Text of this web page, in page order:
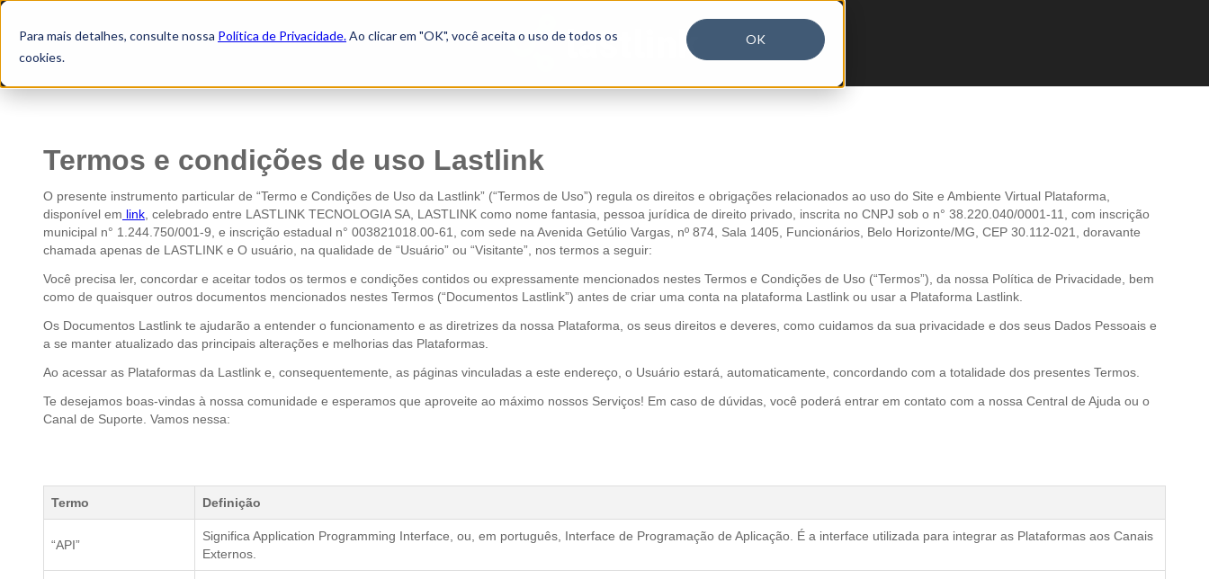
Para mais detalhes, consulte nossa Política de Privacidade.Ao clicar em "OK", você aceita o uso de todos os
cookies.
OK
Termos e condições de uso Lastlink
O presente instrumento particular de “Termo e Condições de Uso da Lastlink” (“Termos de Uso”) regula os direitos e obrigações relacionados ao uso do Site e Ambiente Virtual Plataforma,
disponível em link , celebrado entre LASTLINK TECNOLOGIA SA, LASTLINK como nome fantasia, pessoa jurídica de direito privado, inscrita no CNPJ sob o n° 38.220.040/0001-11, com inscrição
municipal n° 1.244.750/001-9, e inscrição estadual n° 003821018.00-61, com sede na Avenida Getúlio Vargas, nº 874, Sala 1405, Funcionários, Belo Horizonte/MG, CEP 30.112-021, doravante
chamada apenas de LASTLINK e O usuário, na qualidade de “Usuário” ou “Visitante”, nos termos a seguir:
Você precisa ler, concordar e aceitar todos os termos e condições contidos ou expressamente mencionados nestes Termos e Condições de Uso (“Termos”), da nossa Política de Privacidade, bem
como de quaisquer outros documentos mencionados nestes Termos (“Documentos Lastlink”) antes de criar uma conta na plataforma Lastlink ou usar a Plataforma Lastlink.
Os Documentos Lastlink te ajudarão a entender o funcionamento e as diretrizes da nossa Plataforma, os seus direitos e deveres, como cuidamos da sua privacidade e dos seus Dados Pessoais e
a se manter atualizado das principais alterações e melhorias das Plataformas.
Ao acessar as Plataformas da Lastlink e, consequentemente, as páginas vinculadas a este endereço, o Usuário estará, automaticamente, concordando com a totalidade dos presentes Termos.
Te desejamos boas-vindas à nossa comunidade e esperamos que aproveite ao máximo nossos Serviços! Em caso de dúvidas, você poderá entrar em contato com a nossa Central de Ajuda ou o
Canal de Suporte. Vamos nessa:
Termo Definição
“API”
Significa Application Programming Interface, ou, em português, Interface de Programação de Aplicação. É a interface utilizada para integrar as Plataformas aos Canais
Externos.